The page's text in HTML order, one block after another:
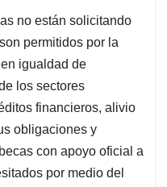
no están solicitando
permitidos por la
igualdad de
los sectores
financieros, alivio
obligaciones y
con apoyo oficial a
por medio del